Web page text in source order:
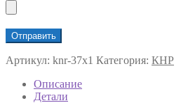
Артикул: knr-37х1 Категория: КНР
Описание
Детали